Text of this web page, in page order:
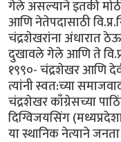
गेले असल्याने इतकी
आणि नेतेपदासाठी
चंद्रशेखरांना अंधारात
दुखावले गेले आणि ते
१९९०- चंद्रशेखर आणि
त्यांनी स्वत:च्या
चंद्रशेखर काँग्रेसच्या
दिग्विजयसिंग
या स्थानिक नेत्याने